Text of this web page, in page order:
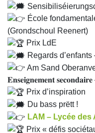
École
(Grondschoul Reenert)
Prix LdE
Regards
Am Sand
𝐄𝐧𝐬𝐞𝐢𝐠𝐧𝐞𝐦𝐞𝐧𝐭 𝐬𝐞𝐜𝐨𝐧𝐝𝐚𝐢𝐫𝐞
Prix d’inspiration
Du bass prëtt !
LAM – Lycée des
Prix « défis